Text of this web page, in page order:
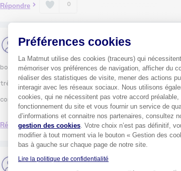
Répondre 0
JOEL44445235
bonjour ,
très pratique a garer et très fiable de préférence choisir
cordialement
Répondre 0
GREC41453646
Préférences cookies
La Matmut utilise des cookies (traceurs) qui
mémoriser vos préférences de navigation, afficher du
réaliser des statistiques de visite, mener des actions
interagir avec les réseaux sociaux. Nous utilisons
cookies, qui ne nécessitent pas votre accord préalable,
fonctionnement du site et vous fournir un service de
d’informations et connaitre nos partenaires, consultez
gestion des cookies. Votre choix n’est pas définitif,
modifier à tout moment via le bouton « Gestion des
bas à gauche sur chaque page de notre site.
Lire la politique de confidentialité
Axeptio consent